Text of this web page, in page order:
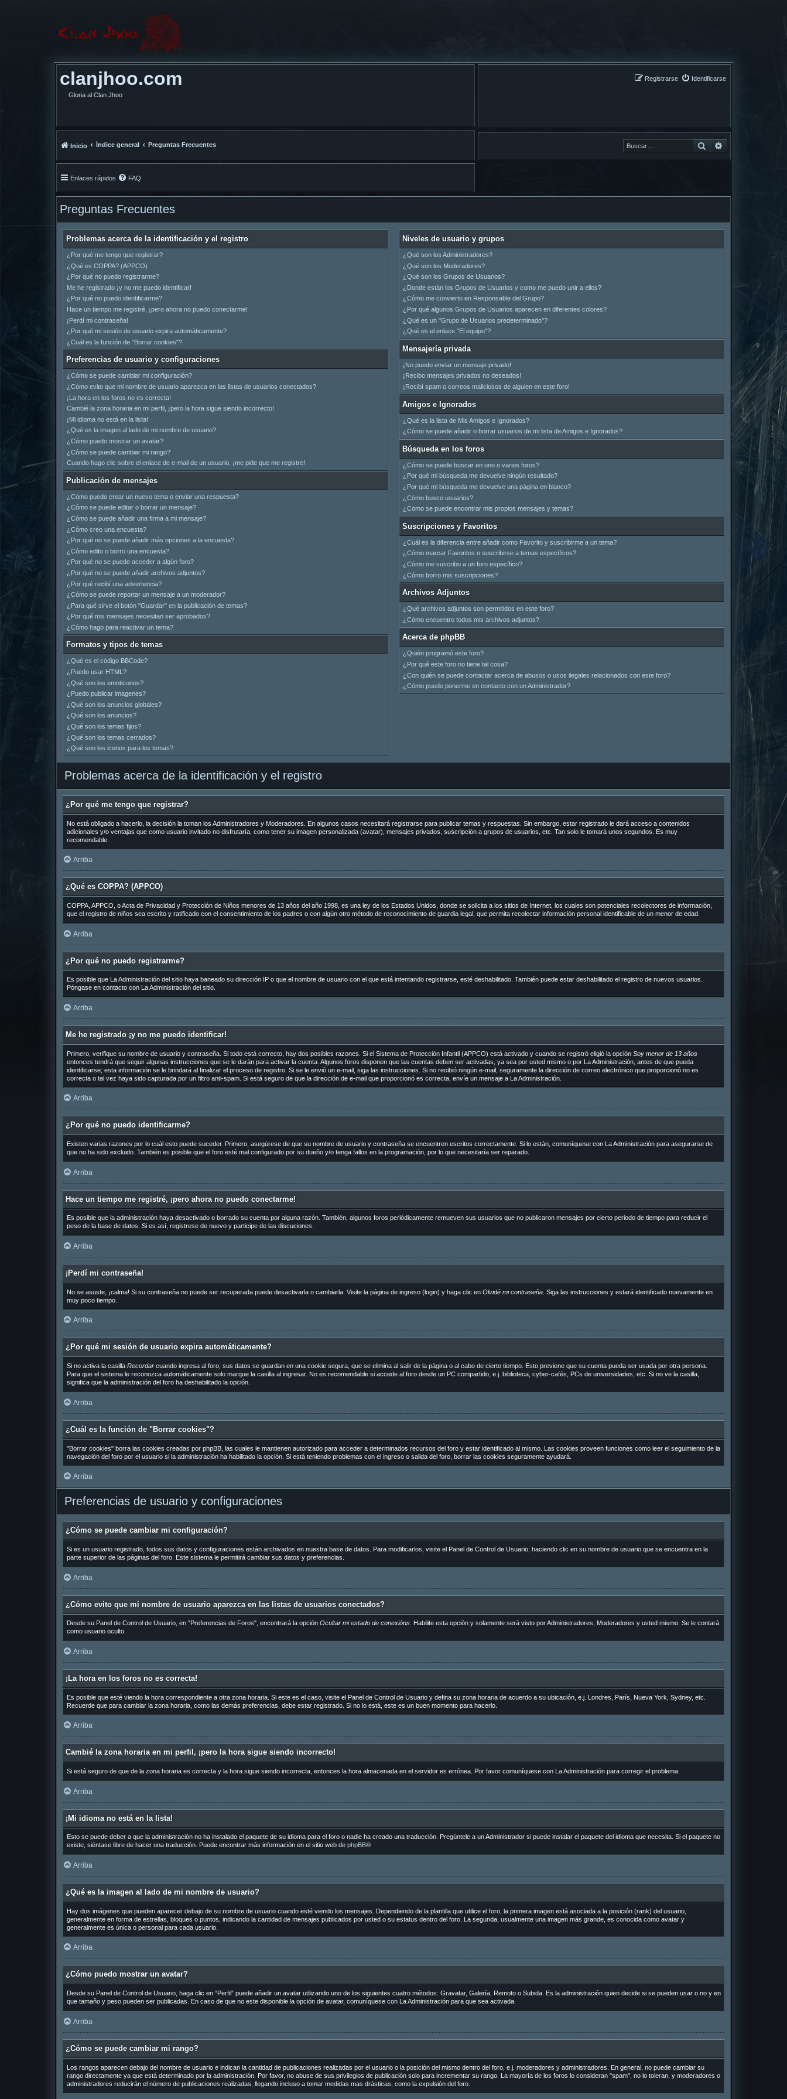
clanjhoo.com
Gloria al Clan Jhoo
Identificarse
Registrarse
Buscar
Inicio Índice general Preguntas Frecuentes
Enlaces rápidos FAQ
Preguntas Frecuentes
Problemas acerca de la identificación y el registro
¿Por qué me tengo que registrar?
¿Qué es COPPA? (APPCO)
¿Por qué no puedo registrarme?
Me he registrado ¡y no me puedo identificar!
¿Por qué no puedo identificarme?
Hace un tiempo me registré, ¡pero ahora no puedo conectarme!
¡Perdí mi contraseña!
¿Por qué mi sesión de usuario expira automáticamente?
¿Cuál es la función de "Borrar cookies"?
Preferencias de usuario y configuraciones
¿Cómo se puede cambiar mi configuración?
¿Cómo evito que mi nombre de usuario aparezca en las listas de usuarios conectados?
¡La hora en los foros no es correcta!
Cambié la zona horaria en mi perfil, ¡pero la hora sigue siendo incorrecto!
¡Mi idioma no está en la lista!
¿Qué es la imagen al lado de mi nombre de usuario?
¿Cómo puedo mostrar un avatar?
¿Cómo se puede cambiar mi rango?
Cuando hago clic sobre el enlace de e-mail de un usuario, ¡me pide que me registre!
Publicación de mensajes
¿Cómo puedo crear un nuevo tema o enviar una respuesta?
¿Cómo se puede editar o borrar un mensaje?
¿Cómo se puede añadir una firma a mi mensaje?
¿Cómo creo una encuesta?
¿Por qué no se puede añadir más opciones a la encuesta?
¿Cómo edito o borro una encuesta?
¿Por qué no se puede acceder a algún foro?
¿Por qué no se puede añadir archivos adjuntos?
¿Por qué recibí una advertencia?
¿Cómo se puede reportar un mensaje a un moderador?
¿Para qué sirve el botón "Guardar" en la publicación de temas?
¿Por qué mis mensajes necesitan ser aprobados?
¿Cómo hago para reactivar un tema?
Formatos y tipos de temas
¿Qué es el código BBCode?
¿Puedo usar HTML?
¿Qué son los emoticonos?
¿Puedo publicar imagenes?
¿Qué son los anuncios globales?
¿Qué son los anuncios?
¿Qué son los temas fijos?
¿Qué son los temas cerrados?
¿Qué son los iconos para los temas?
Niveles de usuario y grupos
¿Qué son los Administradores?
¿Qué son los Moderadores?
¿Qué son los Grupos de Usuarios?
¿Donde están los Grupos de Usuarios y como me puedo unir a ellos?
¿Cómo me convierto en Responsable del Grupo?
¿Por qué algunos Grupos de Usuarios aparecen en diferentes colores?
¿Qué es un "Grupo de Usuarios predeterminado"?
¿Qué es el enlace "El equipo"?
Mensajería privada
¡No puedo enviar un mensaje privado!
¡Recibo mensajes privados no deseados!
¡Recibí spam o correos maliciosos de alguien en este foro!
Amigos e Ignorados
¿Qué es la lista de Mis Amigos e Ignorados?
¿Cómo se puede añadir o borrar usuarios de mi lista de Amigos e Ignorados?
Búsqueda en los foros
¿Cómo se puede buscar en uno o varios foros?
¿Por qué mi búsqueda me devuelve ningún resultado?
¿Por qué mi búsqueda me devuelve una página en blanco?
¿Cómo busco usuarios?
¿Como se puede encontrar mis propios mensajes y temas?
Suscripciones y Favoritos
¿Cuál es la diferencia entre añadir como Favorito y suscribirme a un tema?
¿Cómo marcar Favoritos o suscribirse a temas específicos?
¿Cómo me suscribo a un foro específico?
¿Cómo borro mis suscripciones?
Archivos Adjuntos
¿Qué archivos adjuntos son permitidos en este foro?
¿Cómo encuentro todos mis archivos adjuntos?
Acerca de phpBB
¿Quién programó este foro?
¿Por qué este foro no tiene tal cosa?
¿Con quién se puede contactar acerca de abusos o usos ilegales relacionados con este foro?
¿Cómo puedo ponerme en contacto con un Administrador?
Problemas acerca de la identificación y el registro
¿Por qué me tengo que registrar?
No está obligado a hacerlo, la decisión la toman los Administradores y Moderadores. En algunos casos necesitará registrarse para publicar temas y respuestas. Sin embargo, estar registrado le dará acceso a contenidos
adicionales y/o ventajas que como usuario invitado no disfrutaría, como tener su imagen personalizada (avatar), mensajes privados, suscripción a grupos de usuarios, etc. Tan solo le tomará unos segundos. Es muy
recomendable.
Arriba
¿Qué es COPPA? (APPCO)
COPPA, APPCO, o Acta de Privacidad y Protección de Niños menores de 13 años del año 1998, es una ley de los Estados Unidos, donde se solicita a los sitios de Internet, los cuales son potenciales recolectores de información,
que el registro de niños sea escrito y ratificado con el consentimiento de los padres o con algún otro método de reconocimiento de guardia legal, que permita recolectar información personal identificable de un menor de edad.
Arriba
¿Por qué no puedo registrarme?
Es posible que La Administración del sitio haya baneado su dirección IP o que el nombre de usuario con el que está intentando registrarse, esté deshabilitado. También puede estar deshabilitado el registro de nuevos usuarios.
Póngase en contacto con La Administración del sitio.
Arriba
Me he registrado ¡y no me puedo identificar!
Primero, verifique su nombre de usuario y contraseña. Si todo está correcto, hay dos posibles razones. Si el Sistema de Protección Infantil (APPCO) está activado y cuando se registró eligió la opción Soy menor de 13 años
entonces tendrá que seguir algunas instrucciones que se le darán para activar la cuenta. Algunos foros disponen que las cuentas deben ser activadas, ya sea por usted mismo o por La Administración, antes de que pueda
identificarse; esta información se le brindará al finalizar el proceso de registro. Si se le envió un e-mail, siga las instrucciones. Si no recibió ningún e-mail, seguramente la dirección de correo electrónico que proporcionó no es
correcta o tal vez haya sido capturada por un filtro anti-spam. Si está seguro de que la dirección de e-mail que proporcionó es correcta, envíe un mensaje a La Administración.
Arriba
¿Por qué no puedo identificarme?
Existen varias razones por lo cuál esto puede suceder. Primero, asegúrese de que su nombre de usuario y contraseña se encuentren escritos correctamente. Si lo están, comuníquese con La Administración para asegurarse de
que no ha sido excluido. También es posible que el foro esté mal configurado por su dueño y/o tenga fallos en la programación, por lo que necesitaría ser reparado.
Arriba
Hace un tiempo me registré, ¡pero ahora no puedo conectarme!
Es posible que la administración haya desactivado o borrado su cuenta por alguna razón. También, algunos foros periódicamente remueven sus usuarios que no publicaron mensajes por cierto periodo de tiempo para reducir el
peso de la base de datos. Si es así, registrese de nuevo y participe de las discuciones.
Arriba
¡Perdí mi contraseña!
No se asuste, ¡calma! Si su contraseña no puede ser recuperada puede desactivarla o cambiarla. Visite la página de ingreso (login) y haga clic en Olvidé mi contraseña. Siga las instrucciones y estará identificado nuevamente en
muy poco tiempo.
Arriba
¿Por qué mi sesión de usuario expira automáticamente?
Si no activa la casilla Recordarcuando ingresa al foro, sus datos se guardan en una cookie segura, que se elimina al salir de la página o al cabo de cierto tiempo. Esto previene que su cuenta pueda ser usada por otra persona.
Para que el sistema le reconozca automáticamente solo marque la casilla al ingresar. No es recomendable si accede al foro desde un PC compartido, e.j. biblioteca, cyber-cafés, PCs de universidades, etc. Si no ve la casilla,
significa que la administración del foro ha deshabilitado la opción.
Arriba
¿Cuál es la función de "Borrar cookies"?
"Borrar cookies" borra las cookies creadas por phpBB, las cuales le mantienen autorizado para acceder a determinados recursos del foro y estar identificado al mismo. Las cookies proveen funciones como leer el seguimiento de la
navegación del foro por el usuario si la administración ha habilitado la opción. Si está teniendo problemas con el ingreso o salida del foro, borrar las cookies seguramente ayudará.
Arriba
Preferencias de usuario y configuraciones
¿Cómo se puede cambiar mi configuración?
Si es un usuario registrado, todos sus datos y configuraciones están archivados en nuestra base de datos. Para modificarlos, visite el Panel de Control de Usuario; haciendo clic en su nombre de usuario que se encuentra en la
parte superior de las páginas del foro. Este sistema le permitirá cambiar sus datos y preferencias.
Arriba
¿Cómo evito que mi nombre de usuario aparezca en las listas de usuarios conectados?
Desde su Panel de Control de Usuario, en "Preferencias de Foros", encontrará la opción Ocultar mi estado de conexións. Habilite esta opción y solamente será visto por Administradores, Moderadores y usted mismo. Se le contará
como usuario oculto.
Arriba
¡La hora en los foros no es correcta!
Es posible que esté viendo la hora correspondiente a otra zona horaria. Si este es el caso, visite el Panel de Control de Usuario y defina su zona horaria de acuerdo a su ubicación, e.j. Londres, París, Nueva York, Sydney, etc.
Recuerde que para cambiar la zona horaria, como las demás preferencias, debe estar registrado. Si no lo está, este es un buen momento para hacerlo.
Arriba
Cambié la zona horaria en mi perfil, ¡pero la hora sigue siendo incorrecto!
Si está seguro de que de la zona horaria es correcta y la hora sigue siendo incorrecta, entonces la hora almacenada en el servidor es errónea. Por favor comuníquese con La Administración para corregir el problema.
Arriba
¡Mi idioma no está en la lista!
Esto se puede deber a que la administración no ha instalado el paquete de su idioma para el foro o nadie ha creado una traducción. Pregúntele a un Administrador si puede instalar el paquete del idioma que necesita. Si el paquete no
existe, siéntase libre de hacer una traducción. Puede encontrar más información en el sitio web de phpBB®
Arriba
¿Qué es la imagen al lado de mi nombre de usuario?
Hay dos imágenes que pueden aparecer debajo de su nombre de usuario cuando esté viendo los mensajes. Dependiendo de la plantilla que utilice el foro, la primera imagen está asociada a la posición (rank) del usuario,
generalmente en forma de estrellas, bloques o puntos, indicando la cantidad de mensajes publicados por usted o su estatus dentro del foro. La segunda, usualmente una imagen más grande, es conocida como avatar y
generalmente es única o personal para cada usuario.
Arriba
¿Cómo puedo mostrar un avatar?
Desde su Panel de Control de Usuario, haga clic en “Perfil” puede añadir un avatar utilizando uno de los siguientes cuatro métodos: Gravatar, Galería, Remoto o Subida. Es la administración quien decide si se pueden usar o no y en
que tamaño y peso pueden ser publicadas. En caso de que no este disponible la opción de avatar, comuníquese con La Administración para que sea activada.
Arriba
¿Cómo se puede cambiar mi rango?
Los rangos aparecen debajo del nombre de usuario e indican la cantidad de publicaciones realizadas por el usuario o la posición del mismo dentro del foro, e.j. moderadores y administradores. En general, no puede cambiar su
rango directamente ya que está determinado por la administración. Por favor, no abuse de sus privilegios de publicación solo para incrementar su rango. La mayoría de los foros lo consideran "spam", no lo toleran, y moderadores o
administradores reducirán el número de publicaciones realizadas, llegando incluso a tomar medidas mas drásticas, como la expulsión del foro.